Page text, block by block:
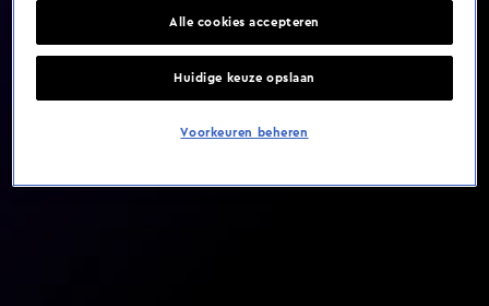
Alle cookies accepteren
Huidige keuze opslaan
Voorkeuren beheren